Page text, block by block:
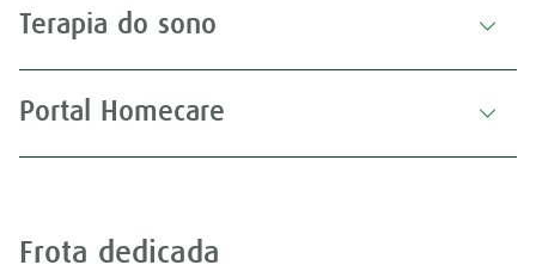
Terapia do sono
Portal Homecare
Frota dedicada